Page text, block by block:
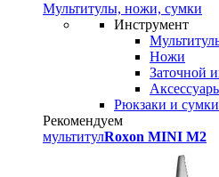
Мультитулы, ножи, сумки
Инструмент
Ножи
Заточной
Рюкзаки и сумки
Рекомендуем
мультитулRoxon MINI M2